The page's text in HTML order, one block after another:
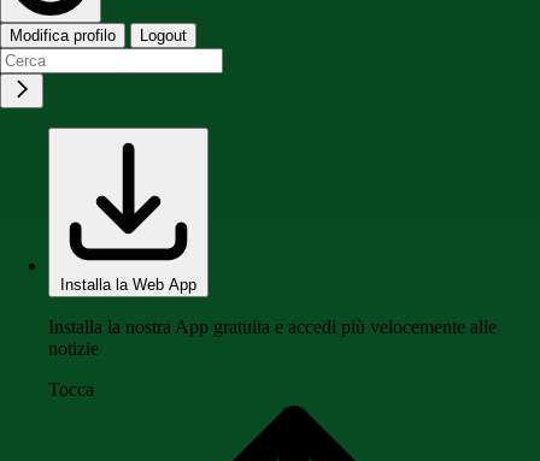
Modifica profilo Logout
Installa la Web App
Installa la nostra App gratuita e accedi più velocemente alle
notizie
Tocca